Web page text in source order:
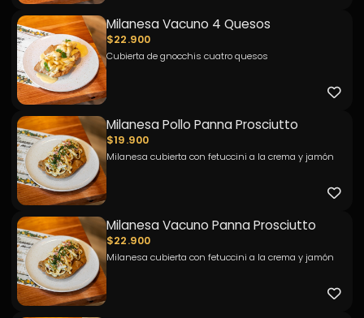
Milanesa Vacuno 4 Quesos
$22.900
Cubierta de gnocchis cuatro quesos
Milanesa Pollo Panna Prosciutto
$19.900
Milanesa cubierta con fetuccini a la crema y jamón
Milanesa Vacuno Panna Prosciutto
$22.900
Milanesa cubierta con fetuccini a la crema y jamón